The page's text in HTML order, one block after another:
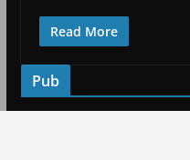
Read More
Pub